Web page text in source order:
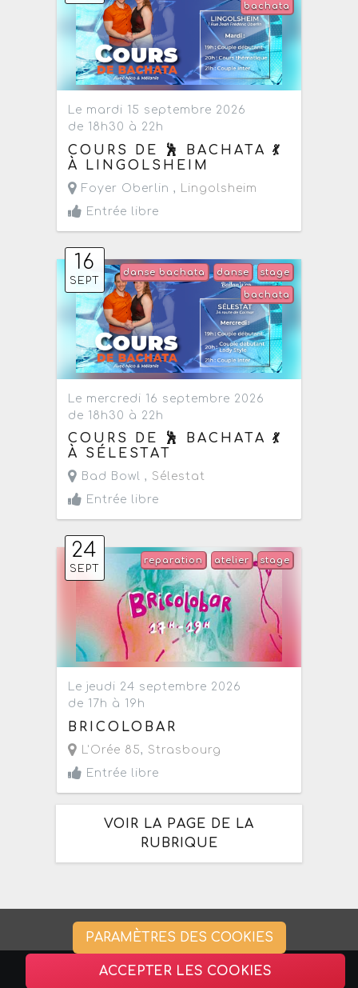
bachata
Le mardi 15 septembre 2026
de 18h30 à 22h
COURS DE 🕺 BACHATA 💃
À LINGOLSHEIM
Foyer Oberlin ,
Lingolsheim
Entrée libre
16
SEPT
stage
danse
danse bachata
bachata
Le mercredi 16 septembre 2026
de 18h30 à 22h
COURS DE 🕺 BACHATA 💃
À SÉLESTAT
Bad Bowl , Sélestat
Entrée libre
24
SEPT
stage
atelier
reparation
Le jeudi 24 septembre 2026
de 17h à 19h
BRICOLOBAR
L'Orée 85, Strasbourg
Entrée libre
VOIR LA PAGE DE LA
RUBRIQUE
PARAMÈTRES DES COOKIES
ACCEPTER LES COOKIES